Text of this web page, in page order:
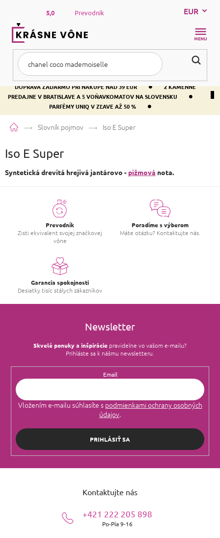
obsah
DOPRAVA ZADARMO PRI NÁKUPE NAD 39 EUR •
2 KAMENNÉ
PREDAJNE V BRATISLAVE A 5 VOŇAVKOMATOV NA SLOVENSKU
•
PARFÉMY UNIQ V ZĽAVE AŽ 50 % •
5,0 Prevodník EUR
DomovSlovník pojmov Iso E Super
Iso E Super
Syntetická drevitá hrejivá jantárovo - pižmová nota.
Prevodník
Zisti ekvivalent svojej značkovej
vône
Poradíme s výberom
Máte otázku? Kontaktujte nás.
Garancia spokojnosti
Desiatky tisíc stálych zákazníkov
Newsletter
Skvelé ponuky a inšpirácie pravidelne vo vašom e‑mailu?
Prihláste sa k nášmu newsletteru.
Email
Vložením e-mailu súhlasíte s podmienkami ochrany osobných
údajov.
PRIHLÁSIŤ SA
Kontaktujte nás
+421 222 205 898
Po-Pia 9-16